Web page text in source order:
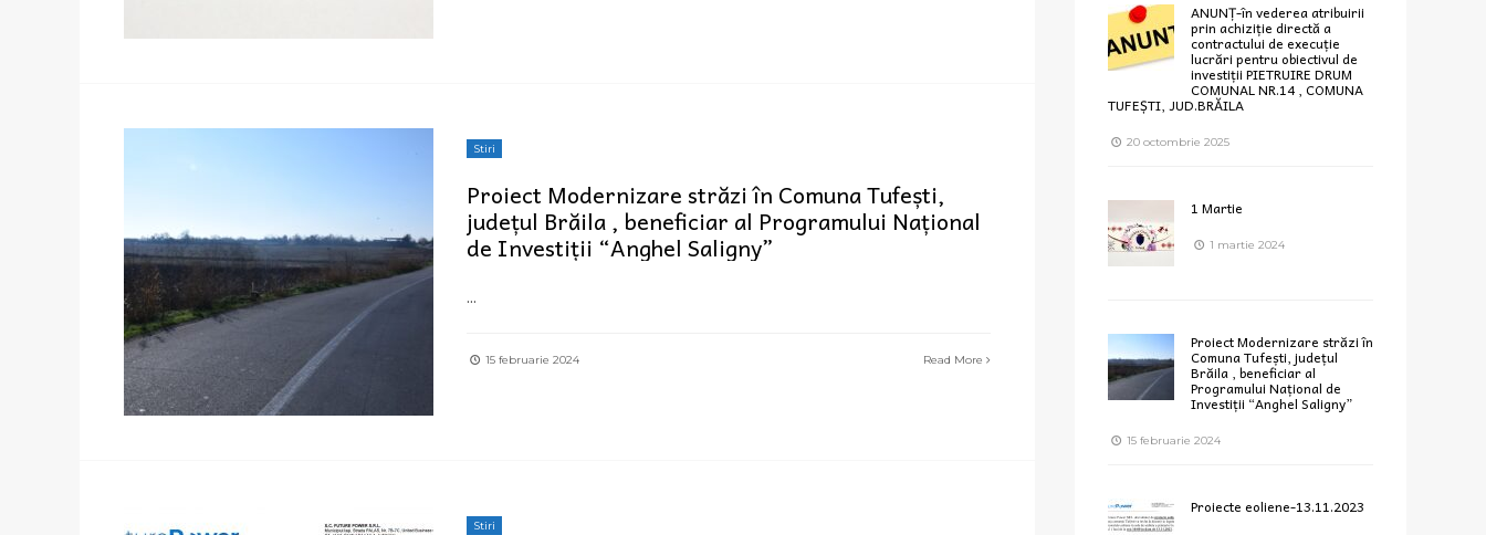
Stiri
Proiect Modernizare străzi în Comuna Tufești,
județul Brăila , beneficiar al Programului Național
de Investiții “Anghel Saligny”
...
15 februarie 2024 Read More
Stiri
ANUNȚ-în vederea atribuirii
prin achiziție directă a
contractului de execuție
lucrări pentru obiectivul de
investiții PIETRUIRE DRUM
COMUNAL NR.14 , COMUNA
TUFEȘTI, JUD.BRĂILA
20 octombrie 2025
1 Martie
1 martie 2024
Proiect Modernizare străzi în
Comuna Tufești, județul
Brăila , beneficiar al
Programului Național de
Investiții “Anghel Saligny”
15 februarie 2024
Proiecte eoliene-13.11.2023